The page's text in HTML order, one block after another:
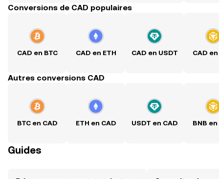
Conversions de CAD populaires
CAD en BTC CAD en ETH CAD en USDT CAD
Autres conversions CAD
BTC en CAD ETH en CAD USDT en CAD BNB en
Guides